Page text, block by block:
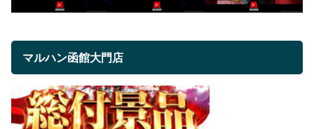
マルハン函館大門店